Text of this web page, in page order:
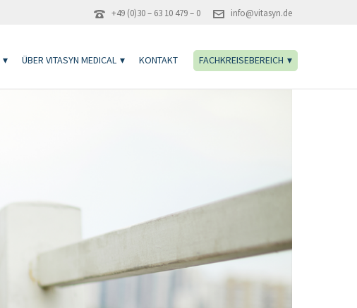
+49 (0)30 – 63 10 479 – 0 info@vitasyn.de
ÜBER VITASYN MEDICAL KONTAKT FACHKREISEBEREICH